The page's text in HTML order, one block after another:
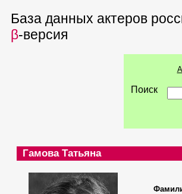
База данных актеров
β-версия
А
Поиск
Гамова Татьяна